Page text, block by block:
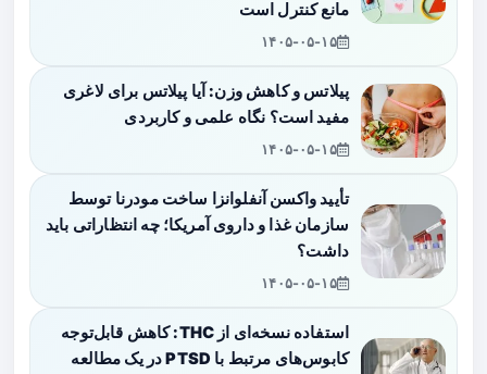
مانع کنترل است
۱۴۰۵-۰۵-۱۵
پیلاتس و کاهش وزن: آیا پیلاتس برای لاغری
مفید است؟ نگاه علمی و کاربردی
۱۴۰۵-۰۵-۱۵
تأیید واکسن آنفلوانزا ساخت مودرنا توسط
سازمان غذا و داروی آمریکا؛ چه انتظاراتی باید
داشت؟
۱۴۰۵-۰۵-۱۵
استفاده نسخه‌ای از THC: کاهش قابل‌توجه
کابوس‌های مرتبط با PTSD در یک مطالعه